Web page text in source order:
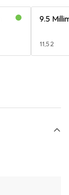
9.5
EUR
11,52